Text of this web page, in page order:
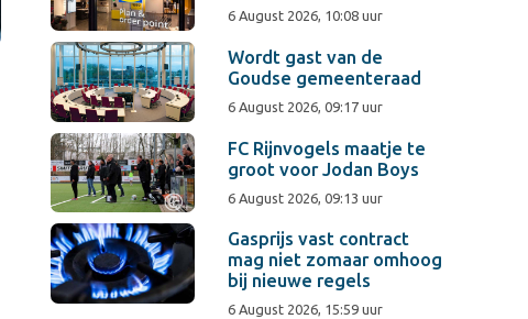
6 August 2026, 10:08 uur
Wordt gast van de
Goudse gemeenteraad
6 August 2026, 09:17 uur
FC Rijnvogels maatje te
groot voor Jodan Boys
6 August 2026, 09:13 uur
Gasprijs vast contract
mag niet zomaar omhoog
bij nieuwe regels
6 August 2026, 15:59 uur